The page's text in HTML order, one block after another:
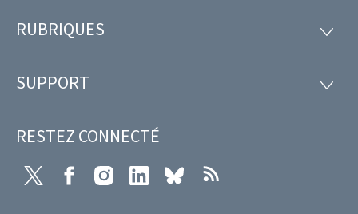
Pied
page
RUBRIQUES
SUPPORT
RESTEZ CONNECTÉ
FacebookInstagramLinkedIn Bluesky